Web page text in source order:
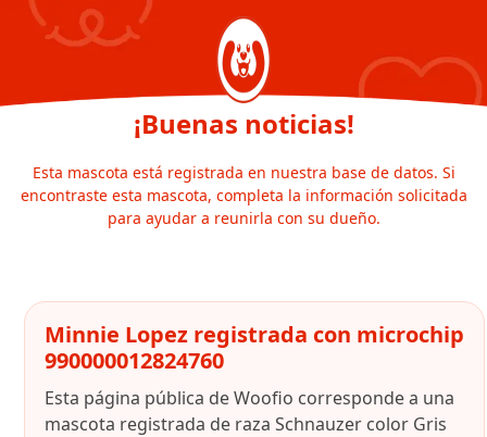
¡Buenas noticias!
Esta mascota está registrada en nuestra base de datos. Si
encontraste esta mascota, completa la información solicitada
para ayudar a reunirla con su dueño.
Minnie Lopez registrada con microchip
990000012824760
Esta página pública de Woofio corresponde a una
mascota registrada de raza Schnauzer color Gris